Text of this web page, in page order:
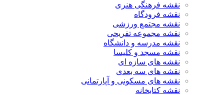
نقشه فرهنگی هنری
نقشه فرودگاه
نقشه مجتمع ورزشی
نقشه مجموعه تفریحی
نقشه مدرسه و دانشگاه
نقشه مسجد و کلیسا
نقشه های سازه ای
نقشه های سه بعدی
نقشه های مسکونی و آپارتمانی
نقشه کتابخانه